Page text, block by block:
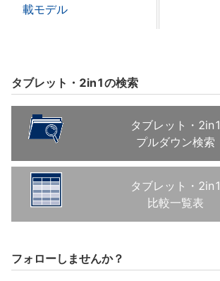
載モデル
タブレット・2in1の検索
タブレット・2in1
プルダウン検索
タブレット・2in1
比較一覧表
フォローしませんか？